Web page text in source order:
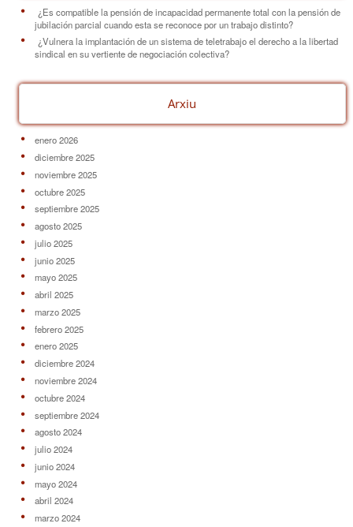
¿Es compatible la pensión de incapacidad permanente total con la pensión de
jubilación parcial cuando esta se reconoce por un trabajo distinto?
¿Vulnera la implantación de un sistema de teletrabajo el derecho a la libertad
sindical en su vertiente de negociación colectiva?
Arxiu
enero 2026
diciembre 2025
noviembre 2025
octubre 2025
septiembre 2025
agosto 2025
julio 2025
junio 2025
mayo 2025
abril 2025
marzo 2025
febrero 2025
enero 2025
diciembre 2024
noviembre 2024
octubre 2024
septiembre 2024
agosto 2024
julio 2024
junio 2024
mayo 2024
abril 2024
marzo 2024